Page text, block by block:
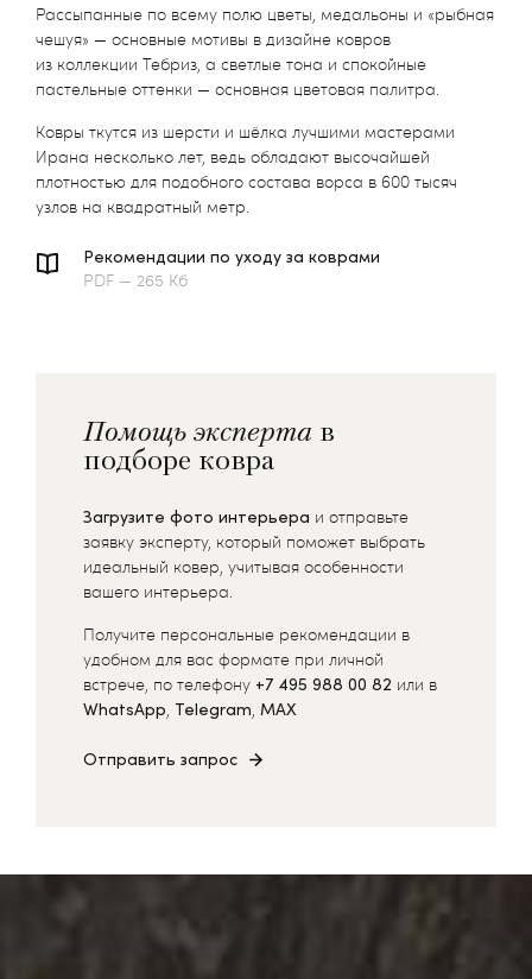
Рассыпанные по всему полю цветы, медальоны и «рыбная
чешуя» — основные мотивы в дизайне ковров
из коллекции Тебриз, а светлые тона и спокойные
пастельные оттенки — основная цветовая палитра.
Ковры ткутся из шерсти и шёлка лучшими мастерами
Ирана несколько лет, ведь обладают высочайшей
плотностью для подобного состава ворса в 600 тысяч
узлов на квадратный метр.
Рекомендации по уходу за коврами
PDF — 265 Кб
Помощь эксперта в
подборе ковра
Загрузите фото интерьера и отправьте
заявку эксперту, который поможет выбрать
идеальный ковер, учитывая особенности
вашего интерьера.
Получите персональные рекомендации в
удобном для вас формате при личной
встрече, по телефону +7 495 988 00 82 или в
WhatsApp, Telegram, MAX
Отправить запрос